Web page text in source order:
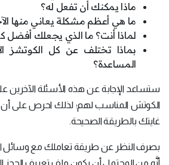
ماذا يمكنك أن تفعل له؟
ما هي أعظم مشكلة يعاني منها
لماذا أنت؟ ما الذي يجعلك أفضل
بماذا تختلف عن كل الكوتشز
المساعدة؟
ستساعد الإجابة عن هذه الأسئلة الآخرين
الكوتش المناسب لهم؛ لذلك احرص
غايتك بالطريقة الصحيحة.
بصرف النظر عن طريقة تعاملك مع وسائل
أنَّه من المحتمل أن يكون ملف تعريف الحجز